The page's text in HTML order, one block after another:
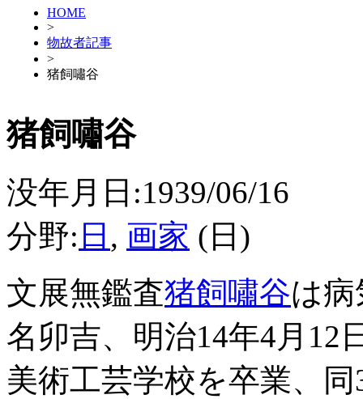
HOME
>
物故者記事
>
猪飼嘯谷
猪飼嘯谷
没年月日:1939/06/16
分野: 日 , 画家 (日)
文展無鑑査猪飼嘯谷は
名卯吉、明治14年4月12
美術工芸学校を卒業、